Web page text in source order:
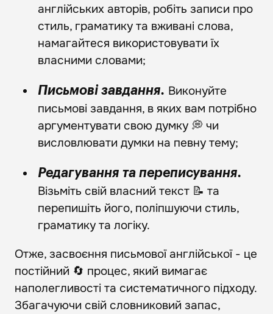
англійських авторів, робіть записи про
стиль, граматику та вживані слова,
намагайтеся використовувати їх
власними словами;
Письмові завдання. Виконуйте
письмові завдання, в яких вам потрібно
аргументувати свою думку 💭 чи
висловлювати думки на певну тему;
Редагування та переписування.
Візьміть свій власний текст 📝 та
перепишіть його, поліпшуючи стиль,
граматику та логіку.
Отже, засвоєння письмової англійської - це
постійний 🔄 процес, який вимагає
наполегливості та систематичного підходу.
Збагачуючи свій словниковий запас,